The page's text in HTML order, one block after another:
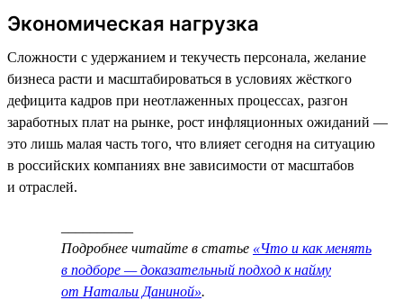
Экономическая нагрузка
Сложности с удержанием и текучесть персонала, желание
бизнеса расти и масштабироваться в условиях жёсткого
дефицита кадров при неотлаженных процессах, разгон
заработных плат на рынке, рост инфляционных ожиданий —
это лишь малая часть того, что влияет сегодня на ситуацию
в российских компаниях вне зависимости от масштабов
и отраслей.
Подробнее читайте в статье «Что и как менять
в подборе — доказательный подход к найму
от Натальи Даниной».